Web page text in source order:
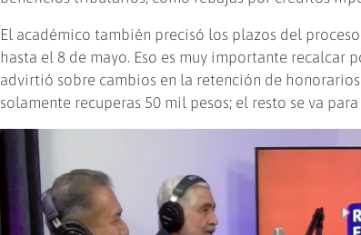
El académico también precisó los plazos del
hasta el 8 de mayo. Eso es muy importante recalcar
advirtió sobre cambios en la retención de
solamente recuperas 50 mil pesos; el resto se va